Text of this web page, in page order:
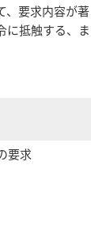
要求内容が
抵触する、
要求